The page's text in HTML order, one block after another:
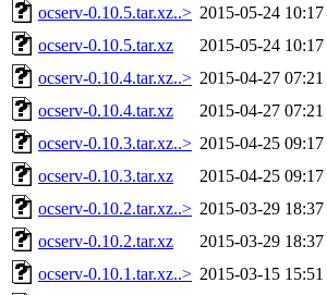
ocserv-0.10.5.tar.xz..> 2015-05-24 10:17
ocserv-0.10.5.tar.xz
2015-05-24 10:17
ocserv-0.10.4.tar.xz..> 2015-04-27 07:21
ocserv-0.10.4.tar.xz
2015-04-27 07:21
ocserv-0.10.3.tar.xz..> 2015-04-25 09:17
ocserv-0.10.3.tar.xz
2015-04-25 09:17
ocserv-0.10.2.tar.xz..> 2015-03-29 18:37
ocserv-0.10.2.tar.xz
2015-03-29 18:37
ocserv-0.10.1.tar.xz..> 2015-03-15 15:51